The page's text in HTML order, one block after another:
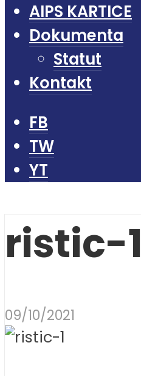
AIPS KARTICE
Dokumenta
Statut
Kontakt
FB
TW
YT
ristic-1
09/10/2021